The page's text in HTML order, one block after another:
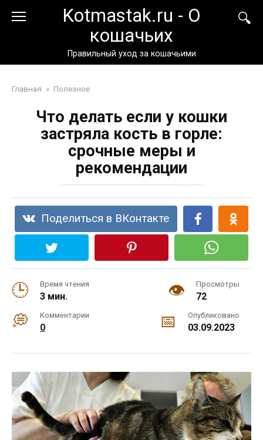
Kotmastak.ru - О
кошачьих
Правильный уход за кошачьими
Главная » Полезное
Что делать если у кошки
застряла кость в горле:
срочные меры и
рекомендации
Поделиться в ВКонтакте
Время чтения
3 мин.
Просмотры
72
Комментарии
0
Опубликовано
03.09.2023